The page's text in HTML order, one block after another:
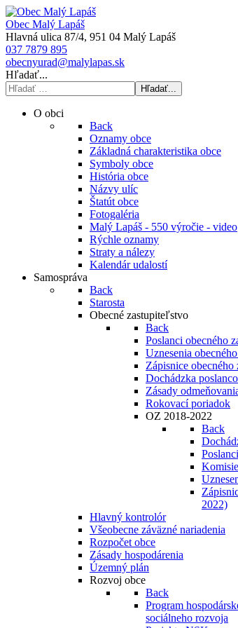
Obec Malý Lapáš
Hlavná ulica 87/4, 951 04 Malý Lapáš
037 7879 895
obecnyurad@malylapas.sk
Hľadať...
Hľadať...
O obci
Back
Oznamy obce
Základná charakteristika obce
Symboly obce
História obce
Názvy ulíc
Štatút obce
Fotogaléria
Malý Lapáš - 550 výročie - video
Rýchle oznamy
Straty a nálezy
Kalendár udalostí
Samospráva
Back
Starosta
Obecné zastupiteľstvo
Back
Poslanci obecného
Uznesenia
Zápisnice obecného
Dochádzka
Zásady
Rokovací poriadok
OZ 2018-2022
Back
2022)
Hlavný kontrolór
Všeobecne záväzné nariadenia
Rozpočet obce
Zásady hospodárenia
Územný plán
Rozvoj obce
Back
Program
sociálneho rozvoja